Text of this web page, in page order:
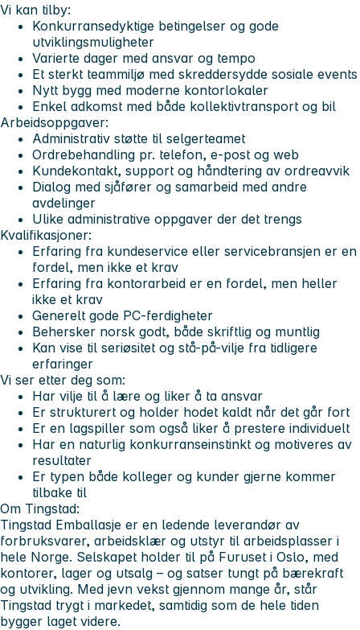
Vi kan tilby:
Konkurransedyktige betingelser og gode
utviklingsmuligheter
Varierte dager med ansvar og tempo
Et sterkt teammiljø med skreddersydde sosiale events
Nytt bygg med moderne kontorlokaler
Enkel adkomst med både kollektivtransport og bil
Arbeidsoppgaver:
Administrativ støtte til selgerteamet
Ordrebehandling pr. telefon, e-post og web
Kundekontakt, support og håndtering av ordreavvik
Dialog med sjåfører og samarbeid med andre
avdelinger
Ulike administrative oppgaver der det trengs
Kvalifikasjoner:
Erfaring fra kundeservice eller servicebransjen er en
fordel, men ikke et krav
Erfaring fra kontorarbeid er en fordel, men heller
ikke et krav
Generelt gode PC-ferdigheter
Behersker norsk godt, både skriftlig og muntlig
Kan vise til seriøsitet og stå-på-vilje fra tidligere
erfaringer
Vi ser etter deg som:
Har vilje til å lære og liker å ta ansvar
Er strukturert og holder hodet kaldt når det går fort
Er en lagspiller som også liker å prestere individuelt
Har en naturlig konkurranseinstinkt og motiveres av
resultater
Er typen både kolleger og kunder gjerne kommer
tilbake til
Om Tingstad:
Tingstad Emballasje er en ledende leverandør av
forbruksvarer, arbeidsklær og utstyr til arbeidsplasser i
hele Norge. Selskapet holder til på Furuset i Oslo, med
kontorer, lager og utsalg – og satser tungt på bærekraft
og utvikling. Med jevn vekst gjennom mange år, står
Tingstad trygt i markedet, samtidig som de hele tiden
bygger laget videre.